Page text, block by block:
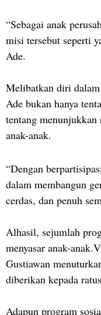
“Sebagai anak
misi tersebut seperti
Ade.
Melibatkan diri
Ade bukan hanya
tentang menunjukkan
anak-anak.
“Dengan
dalam membangun
cerdas, dan penuh
Alhasil, sejumlah
menyasar anak-
Gustiawan
diberikan kepada
Adapun program